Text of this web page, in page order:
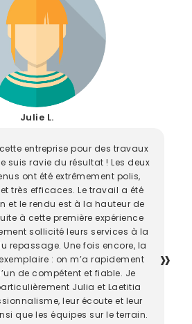
Julie L.
entreprise pour des travaux
suis ravie du résultat ! Les deux
ont été extrêmement polis,
très efficaces. Le travail a été
et le rendu est à la hauteur de
à cette première expérience
sollicité leurs services à la
repassage. Une fois encore, la
: on m’a rapidement
de compétent et fiable. Je
Julia et Laetitia
leur écoute et leur
que les équipes sur le terrain.